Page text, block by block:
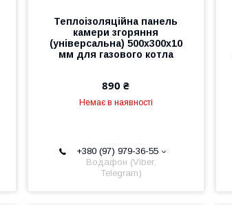
Теплоізоляційна панель
камери згоряння
(універсальна) 500x300x10
мм для газового котла
890 ₴
Немає в наявності
+380 (97) 979-36-55
Водафон (Viber,
Telegram)